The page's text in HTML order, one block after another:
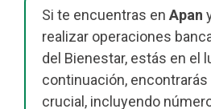
Si te encuentras en Apan
realizar operaciones
del Bienestar, estás en el
continuación,
crucial, incluyendo